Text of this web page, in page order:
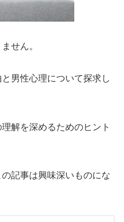
せん。
男性心理について探求し
解を深めるためのヒント
記事は興味深いものにな